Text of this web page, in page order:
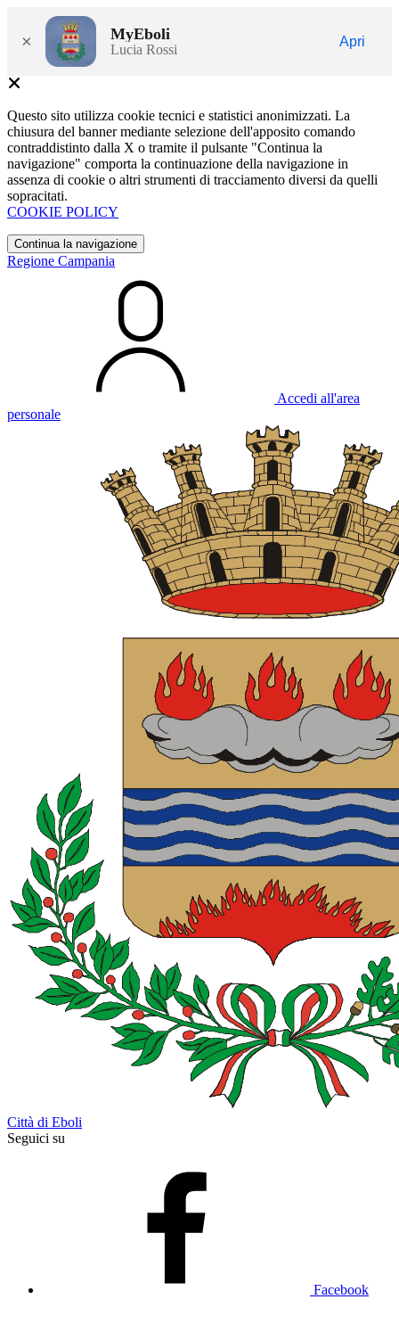
× MyEboli
Lucia Rossi
Apri
Questo sito utilizza cookie tecnici e statistici anonimizzati. La
chiusura del banner mediante selezione dell'apposito comando
contraddistinto dalla X o tramite il pulsante "Continua la
navigazione" comporta la continuazione della navigazione in
assenza di cookie o altri strumenti di tracciamento diversi da quelli
sopracitati.
COOKIE POLICY
Continua la navigazione
Regione Campania
Accedi all'area
personale
Città di Eboli
Seguici su
Facebook